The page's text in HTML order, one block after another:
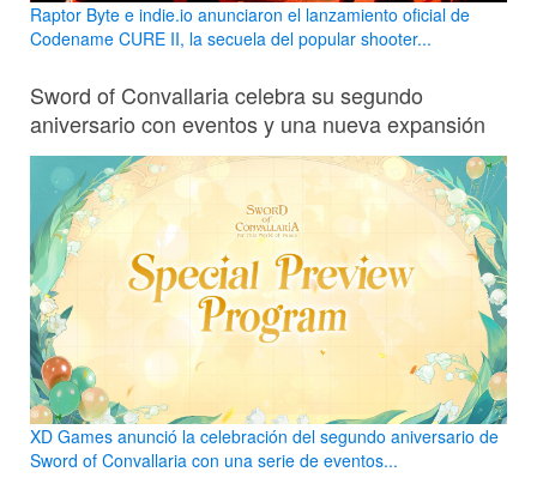
Raptor Byte e indie.io anunciaron el lanzamiento oficial de
Codename CURE II, la secuela del popular shooter...
Sword of Convallaria celebra su segundo
aniversario con eventos y una nueva expansión
XD Games anunció la celebración del segundo aniversario de
Sword of Convallaria con una serie de eventos...